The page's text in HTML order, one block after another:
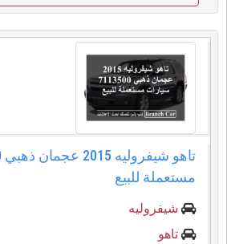
مستعملة للبيع
شيفروليه
تاهو